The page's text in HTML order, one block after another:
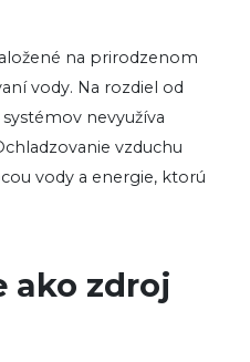
na prirodzenom
vody. Na rozdiel od
nevyužíva
vzduchu
vody a energie, ktorú
ako zdroj